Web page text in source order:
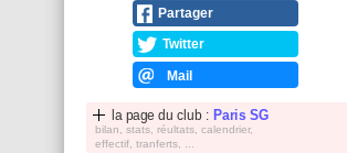
Partager
Twitter
Mail
la page du club : Paris SG
bilan, stats, réultats, calendrier,
effectif, tranferts, ...